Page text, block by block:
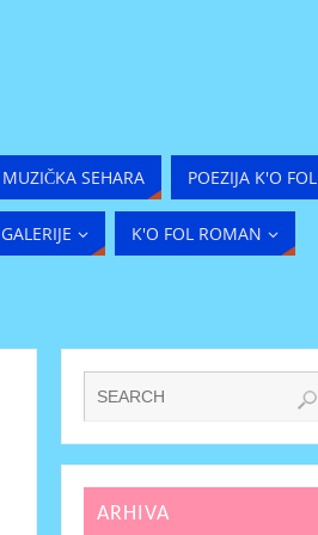
MUZIČKA SEHARA POEZIJA K'O FOL
GALERIJE K'O FOL ROMAN
ARHIVA